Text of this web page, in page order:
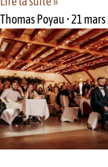
Thomas Poyau 21